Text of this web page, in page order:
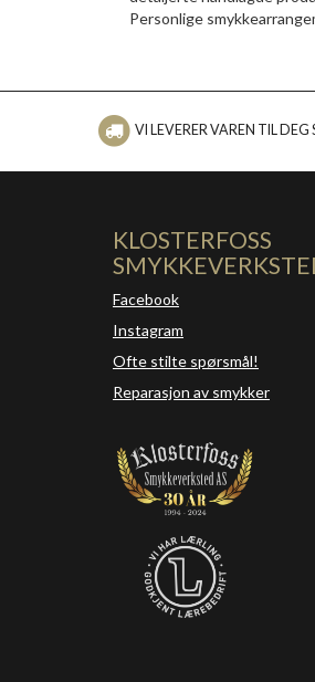
Personlige
VI LEVERER VAREN TIL
KLOSTERFOSS
Facebook
Instagram
Ofte stilte spørsmål!
Reparasjon av smykker